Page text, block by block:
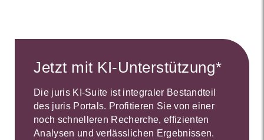
Jetzt mit KI-Unterstützung*
Die juris KI-Suite ist integraler Bestandteil
des juris Portals. Profitieren Sie von einer
noch schnelleren Recherche, effizienten
Analysen und verlässlichen Ergebnissen.